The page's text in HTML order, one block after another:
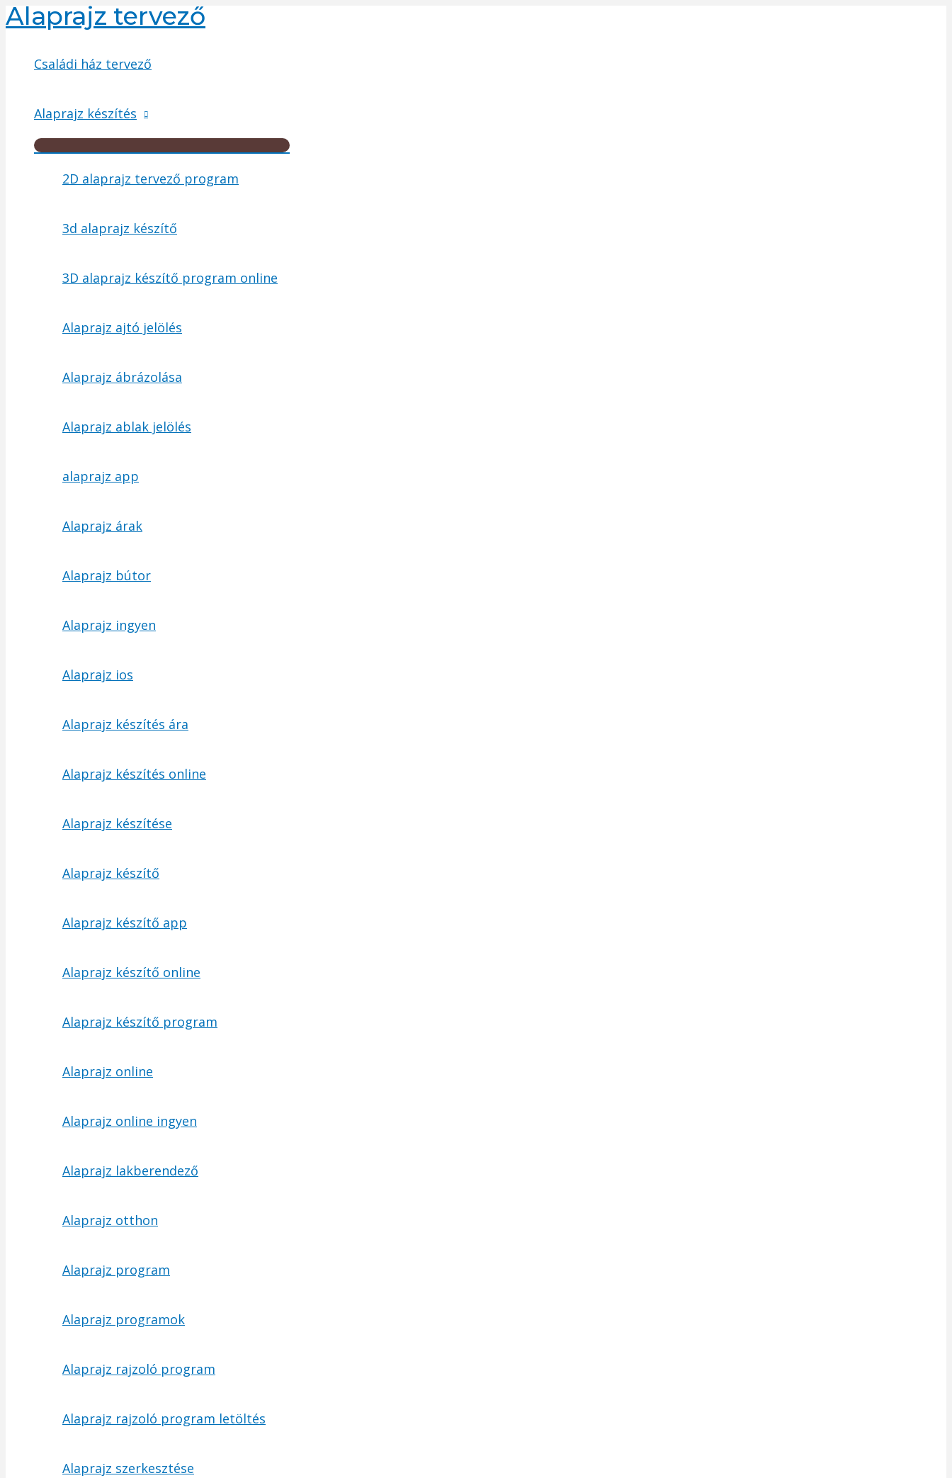
Skip
content
Alaprajz tervező
Családi ház tervező
Alaprajz készítés
Menu
2D alaprajz tervező program
3d alaprajz készítő
3D alaprajz készítő program online
Alaprajz ajtó jelölés
Alaprajz ábrázolása
Alaprajz ablak jelölés
alaprajz app
Alaprajz árak
Alaprajz bútor
Alaprajz ingyen
Alaprajz ios
Alaprajz készítés ára
Alaprajz készítés online
Alaprajz készítése
Alaprajz készítő
Alaprajz készítő app
Alaprajz készítő online
Alaprajz készítő program
Alaprajz online
Alaprajz online ingyen
Alaprajz lakberendező
Alaprajz otthon
Alaprajz program
Alaprajz programok
Alaprajz rajzoló program
Alaprajz rajzoló program letöltés
Alaprajz szerkesztése